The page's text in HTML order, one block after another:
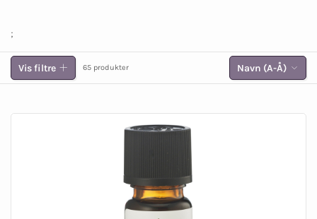
;
Vis filtre 65 produkter Navn (A-Å)